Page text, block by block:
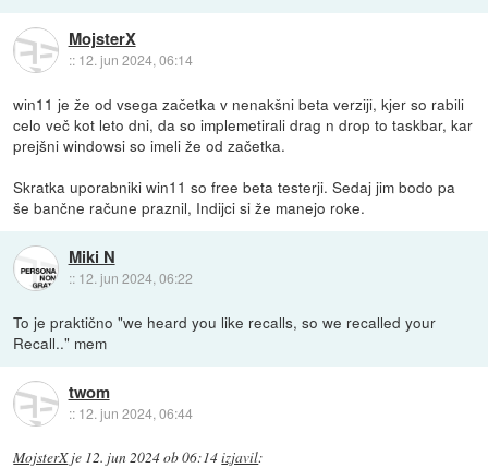
MojsterX
:: 12. jun 2024, 06:14
win11 je že od vsega začetka v nenakšni beta verziji, kjer so rabili
celo več kot leto dni, da so implemetirali drag n drop to taskbar, kar
prejšni windowsi so imeli že od začetka.
Skratka uporabniki win11 so free beta testerji. Sedaj jim bodo pa
še bančne račune praznil, Indijci si že manejo roke.
Miki N
:: 12. jun 2024, 06:22
To je praktično "we heard you like recalls, so we recalled your
Recall.." mem
twom
:: 12. jun 2024, 06:44
MojsterXje 12. jun 2024 ob 06:14izjavil: